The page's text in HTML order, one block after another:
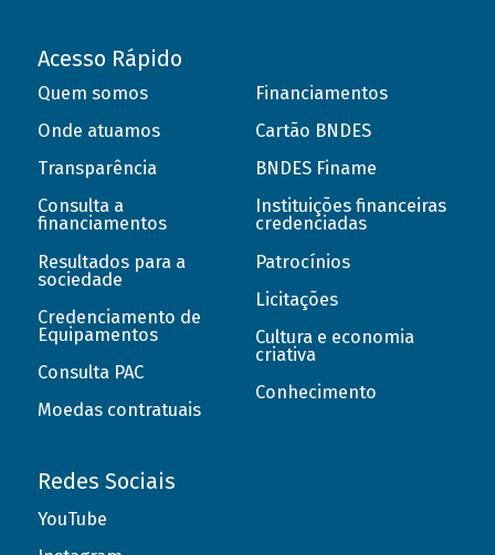
Acesso Rápido
Quem somos
Onde atuamos
Transparência
Consulta a
financiamentos
Resultados para a
sociedade
Credenciamento de
Equipamentos
Consulta PAC
Moedas contratuais
Financiamentos
Cartão BNDES
BNDES Finame
Instituições financeiras
credenciadas
Patrocínios
Licitações
Cultura e economia
criativa
Conhecimento
Redes Sociais
YouTube